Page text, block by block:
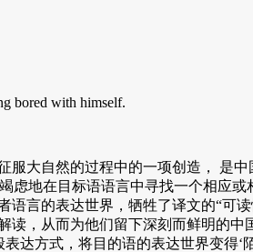
bored with himself.
大自然的过程中的一项创造， 是
虑地在目标语语言中寻找一个相应
语言的表达世界，牺牲了译文的“可
，从而为他们留下深刻而鲜明的
达方式，将目的语的表达世界变得